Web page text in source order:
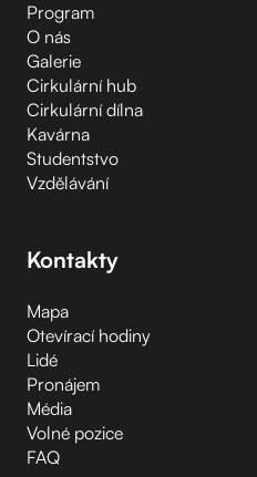
Program
O nás
Galerie
Cirkulární hub
Cirkulární dílna
Kavárna
Studentstvo
Vzdělávání
Kontakty
Mapa
Otevírací hodiny
Lidé
Pronájem
Média
Volné pozice
FAQ